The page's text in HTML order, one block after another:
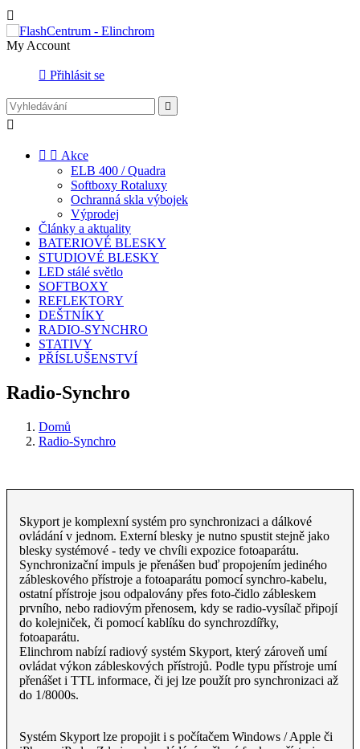

My Account
 Přihlásit se


  Akce
ELB 400 / Quadra
Softboxy Rotaluxy
Ochranná skla výbojek
Výprodej
Články a aktuality
BATERIOVÉ BLESKY
STUDIOVÉ BLESKY
LED stálé světlo
SOFTBOXY
REFLEKTORY
DEŠTNÍKY
RADIO-SYNCHRO
STATIVY
PŘÍSLUŠENSTVÍ
Radio-Synchro
Domů
Radio-Synchro
Skyport je komplexní systém pro synchronizaci a dálkové
ovládání v jednom. Externí blesky je nutno spustit stejně jako
blesky systémové - tedy ve chvíli expozice fotoaparátu.
Synchronizační impuls je přenášen buď propojením jediného
zábleskového přístroje a fotoaparátu pomocí synchro-kabelu,
ostatní přístroje jsou odpalovány přes foto-čidlo zábleskem
prvního, nebo radiovým přenosem, kdy se radio-vysílač připojí
do kolejniček, či pomocí kablíku do synchrozdířky,
fotoaparátu.
Elinchrom nabízí radiový systém Skyport, který zároveň umí
ovládat výkon zábleskových přístrojů. Podle typu přístroje umí
přenášet i TTL informace, či jej lze použít pro synchronizaci až
do 1/8000s.
Systém Skyport lze propojit i s počítačem Windows / Apple či